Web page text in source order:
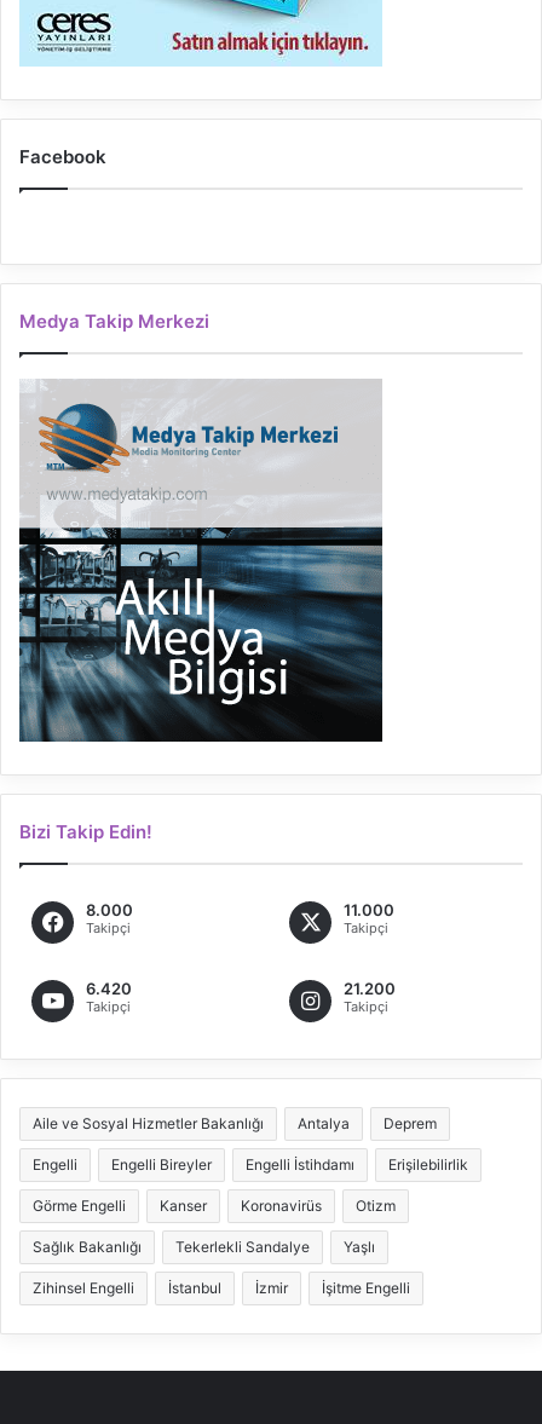
Facebook
Medya Takip Merkezi
Bizi Takip Edin!
8.000
Takipçi
11.000
Takipçi
6.420
Takipçi
21.200
Takipçi
Aile ve Sosyal Hizmetler Bakanlığı Antalya Deprem
Engelli Engelli Bireyler Engelli İstihdamı Erişilebilirlik
Görme Engelli Kanser Koronavirüs Otizm
Sağlık Bakanlığı Tekerlekli Sandalye Yaşlı
Zihinsel Engelli İstanbul İzmir İşitme Engelli